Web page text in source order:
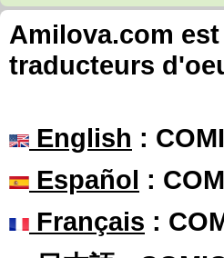
Amilova.com
traducteurs
English :
Español :
Français :